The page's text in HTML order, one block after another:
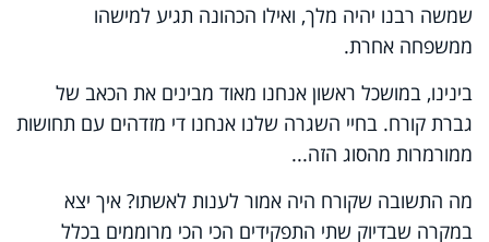
שמשה רבנו יהיה מלך, ואילו הכהונה תגיע למישהו
ממשפחה אחרת.
בינינו, במושכל ראשון אנחנו מאוד מבינים את הכאב של
גברת קורח. בחיי השגרה שלנו אנחנו די מזדהים עם תחושות
ממורמרות מהסוג הזה...
מה התשובה שקורח היה אמור לענות לאשתו? איך יצא
במקרה שבדיוק שתי התפקידים הכי הכי מרוממים בכלל